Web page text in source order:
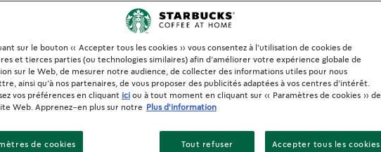
sur le bouton « Accepter tous les cookies » vous consentez à l’utilisation de cookies de
et tierces parties (ou technologies similaires) afin d’améliorer votre expérience globale de
sur le Web, de mesurer notre audience, de collecter des informations utiles pour nous
ainsi qu’à nos partenaires, de vous proposer des publicités adaptées à vos centres d’intérêt.
vos préférences en cliquant ici ou à tout moment en cliquant sur « Paramètres de cookies » de
Web. Apprenez-en plus sur notre
Plus d'information
Tout refuser Accepter tous les cookies
de cookies